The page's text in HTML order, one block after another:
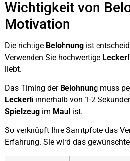
Wichtigkeit von
Motivation
Die richtige Belohnung ist
Verwenden Sie hochwertige
liebt.
Das Timing der Belohnung muss
Leckerli innerhalb von 1-2
Spielzeug im Maul ist.
So verknüpft Ihre Samtpfote das
Erfahrung. Sie wird das